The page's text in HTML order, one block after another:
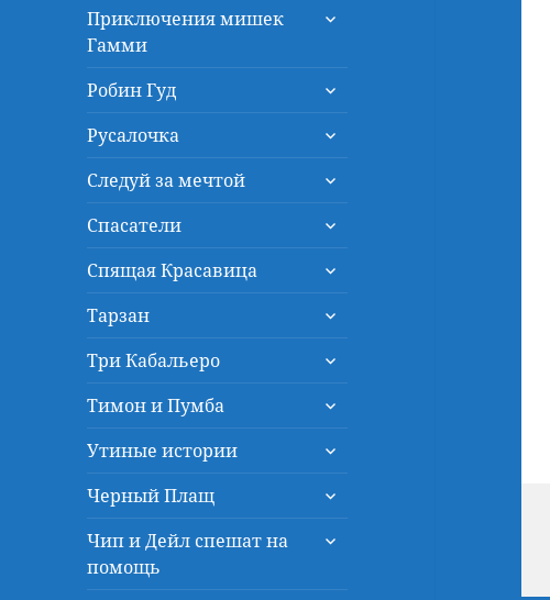
Приключения мишек
Гамми
раскрыть
Робин Гуд
раскрыть
меню
Русалочка
раскрыть
меню
Следуй за мечтой
раскрыть
меню
Спасатели
раскрыть
меню
Спящая Красавица
раскрыть
меню
Тарзан
раскрыть
меню
Три Кабальеро
раскрыть
меню
Тимон и Пумба
раскрыть
меню
Утиные истории
раскрыть
меню
Черный Плащ
раскрыть
меню
Чип и Дейл спешат на
помощь
раскрыть